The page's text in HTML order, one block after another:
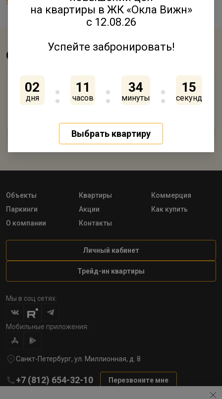
Смотрите также
Детский сад в ЖК "Янила Кантри" строится с
опережением графика
Объекты Квартиры
Коммерция
Паркинги
Акции
Как купить
О компании
Контакты
Личный кабинет
Трейд-ин квартиры
Мы в соц сетях:
Мобильные приложения:
Санкт-Петербург, ул. Миллионная, д. 8
+7 (812) 654-32-10 Перезвоните мне
на квартиры в ЖК «Окла Вижн»
с 12.08.26
Успейте забронировать!
02
дня
11
часов
34
минуты
15
секунд
Выбрать квартиру